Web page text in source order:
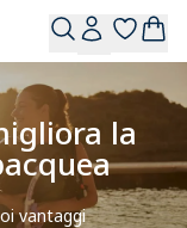
la
vantaggi